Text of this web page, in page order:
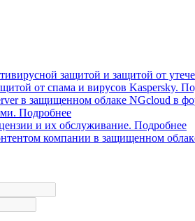
защитой и защитой от
от спама и вирусов Kaspersky.
в защищенном облаке NGcloud в
Подробнее
и их обслуживание. Подробнее
компании в защищенном